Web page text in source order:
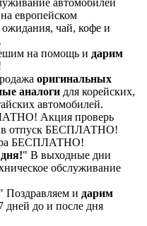
автомобилей
европейском
чай, кофе и
на помощь и дарим
оригинальных
аналоги для корейских,
автомобилей.
Акция проверь
в отпуск БЕСПЛАТНО!
БЕСПЛАТНО!
" В выходные дни
обслуживание
" Поздравляем и дарим
дней до и после дня